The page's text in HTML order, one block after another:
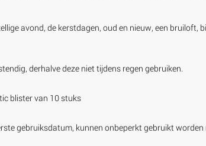
avond, de kerstdagen, oud en nieuw, een
derhalve deze niet tijdens regen gebruiken.
blister van 10 stuks
gebruiksdatum, kunnen onbeperkt gebruikt